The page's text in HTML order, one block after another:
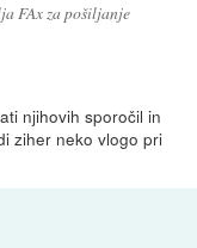
FAx za pošiljanje
njihovih sporočil in
ziher neko vlogo pri